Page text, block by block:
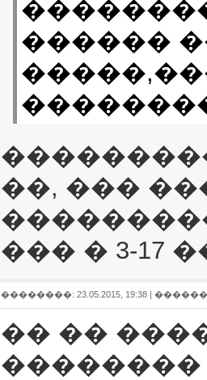
������
��, ���
��� � 3-17
��������: 23.05.2015, 19:38 |
�� ��